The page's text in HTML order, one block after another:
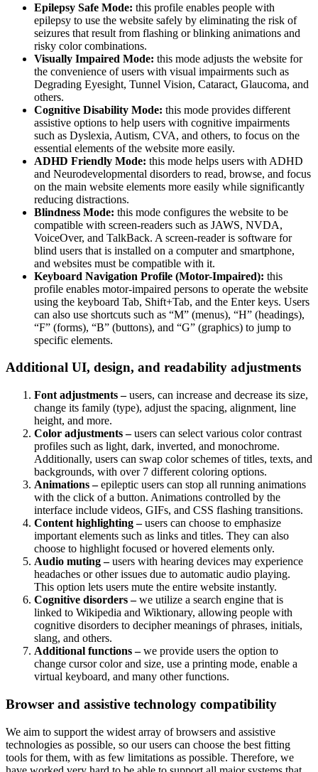
Epilepsy Safe Mode: this profile enables people with
epilepsy to use the website safely by eliminating the risk of
seizures that result from flashing or blinking animations and
risky color combinations.
Visually Impaired Mode: this mode adjusts the website for
the convenience of users with visual impairments such as
Degrading Eyesight, Tunnel Vision, Cataract, Glaucoma, and
others.
Cognitive Disability Mode: this mode provides different
assistive options to help users with cognitive impairments
such as Dyslexia, Autism, CVA, and others, to focus on the
essential elements of the website more easily.
ADHD Friendly Mode: this mode helps users with ADHD
and Neurodevelopmental disorders to read, browse, and focus
on the main website elements more easily while significantly
reducing distractions.
Blindness Mode: this mode configures the website to be
compatible with screen-readers such as JAWS, NVDA,
VoiceOver, and TalkBack. A screen-reader is software for
blind users that is installed on a computer and smartphone,
and websites must be compatible with it.
Keyboard Navigation Profile (Motor-Impaired): this
profile enables motor-impaired persons to operate the website
using the keyboard Tab, Shift+Tab, and the Enter keys. Users
can also use shortcuts such as “M” (menus), “H” (headings),
“F” (forms), “B” (buttons), and “G” (graphics) to jump to
specific elements.
Additional UI, design, and readability adjustments
Font adjustments –users, can increase and decrease its size,
change its family (type), adjust the spacing, alignment, line
height, and more.
Color adjustments –users can select various color contrast
profiles such as light, dark, inverted, and monochrome.
Additionally, users can swap color schemes of titles, texts, and
backgrounds, with over 7 different coloring options.
Animations –epileptic users can stop all running animations
with the click of a button. Animations controlled by the
interface include videos, GIFs, and CSS flashing transitions.
Content highlighting –users can choose to emphasize
important elements such as links and titles. They can also
choose to highlight focused or hovered elements only.
Audio muting –users with hearing devices may experience
headaches or other issues due to automatic audio playing.
This option lets users mute the entire website instantly.
Cognitive disorders –we utilize a search engine that is
linked to Wikipedia and Wiktionary, allowing people with
cognitive disorders to decipher meanings of phrases, initials,
slang, and others.
Additional functions –we provide users the option to
change cursor color and size, use a printing mode, enable a
virtual keyboard, and many other functions.
Browser and assistive technology compatibility
We aim to support the widest array of browsers and assistive
technologies as possible, so our users can choose the best fitting
tools for them, with as few limitations as possible. Therefore, we